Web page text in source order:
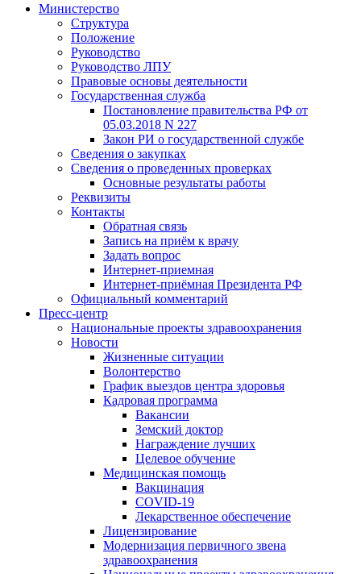
Министерство
Структура
Положение
Руководство
Руководство ЛПУ
Правовые основы деятельности
Государственная служба
Постановление правительства РФ от
05.03.2018 N 227
Закон РИ о государственной службе
Сведения о закупках
Сведения о проведенных проверках
Основные результаты работы
Реквизиты
Контакты
Обратная связь
Запись на приём к врачу
Задать вопрос
Интернет-приемная
Интернет-приёмная Президента РФ
Официальный комментарий
Пресс-центр
Национальные проекты здравоохранения
Новости
Жизненные ситуации
Волонтерство
График выездов центра здоровья
Кадровая программа
Вакансии
Земский доктор
Награждение лучших
Целевое обучение
Медицинская помощь
Вакцинация
COVID-19
Лекарственное обеспечение
Лицензирование
Модернизация первичного звена
здравоохранения